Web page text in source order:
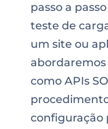
passo a
teste de
um site ou
abordaremos
como APIs
configuração